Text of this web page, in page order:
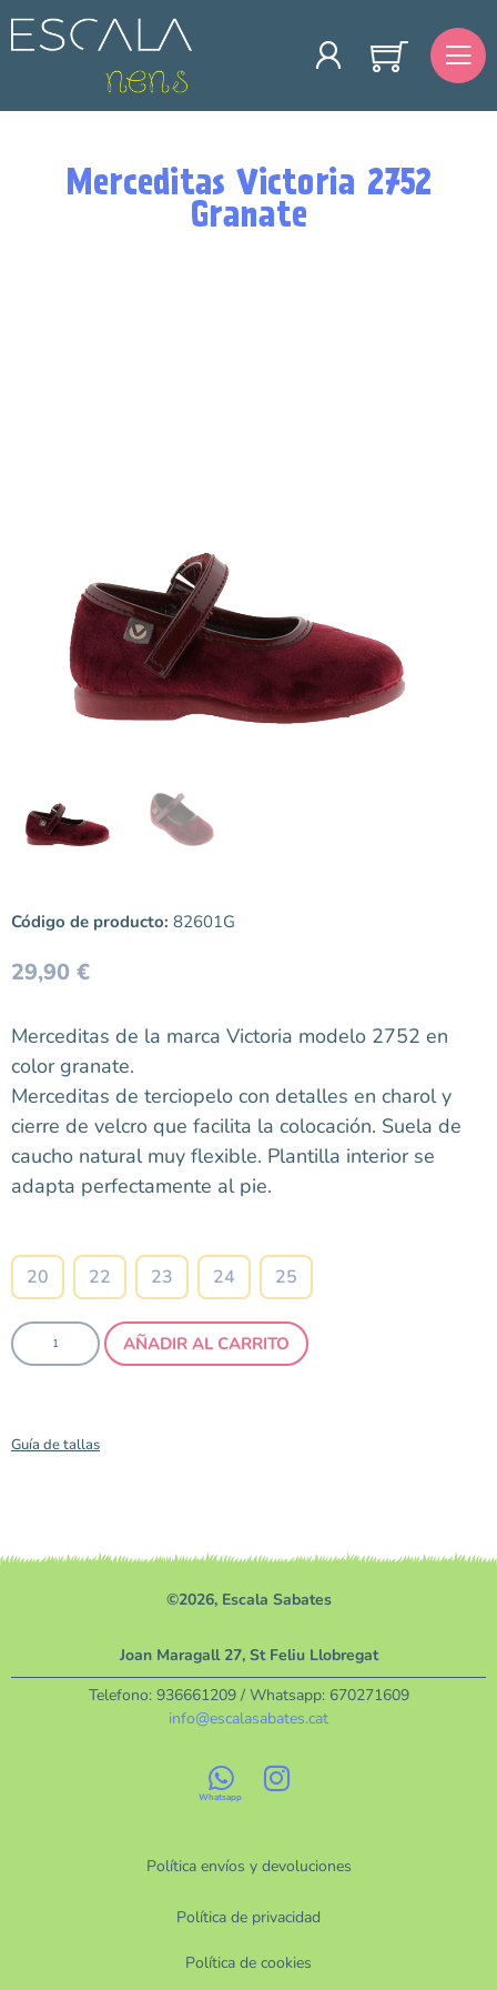
Merceditas Victoria 2752
Granate
Código de producto: 82601G
29,90 €
Merceditas de la marca Victoria modelo 2752 en
color granate.
Merceditas de terciopelo con detalles en charol y
cierre de velcro que facilita la colocación. Suela de
caucho natural muy flexible. Plantilla interior se
adapta perfectamente al pie.
20 22 23 24 25
AÑADIR AL CARRITO
Guía de tallas
©2026, Escala Sabates
Política envíos y devoluciones
Política de privacidad
Política de cookies
Joan Maragall 27, St Feliu Llobregat
Telefono: 936661209/ Whatsapp: 670271609
info@escalasabates.cat